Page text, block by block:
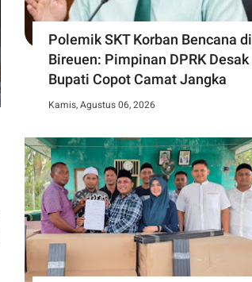
Polemik SKT Korban Bencana di
Bireuen: Pimpinan DPRK Desak
Bupati Copot Camat Jangka
Kamis, Agustus 06, 2026